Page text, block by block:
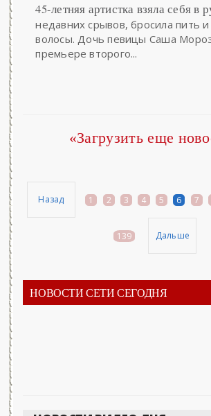
45-летняя артистка взяла себя в
недавних срывов, бросила пить и
волосы. Дочь певицы Саша
премьере второго...
«Загрузить еще
Назад 1 2 3 4 5 6 7
139 Дальше
НОВОСТИ СЕТИ СЕГОДНЯ